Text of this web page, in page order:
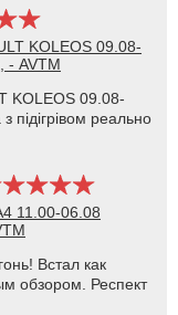
KOLEOS 09.08-
- AVTM
KOLEOS 09.08-
реально
11.00-06.08
Встал как
обзором. Респект